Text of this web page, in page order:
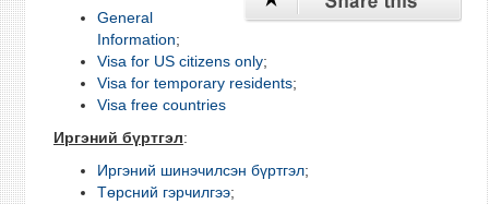
General
Information;
Visa for US citizens only;
Visa for temporary residents;
Visa free countries
Иргэний бүртгэл:
Иргэний шинэчилсэн бүртгэл;
Төрсний гэрчилгээ;